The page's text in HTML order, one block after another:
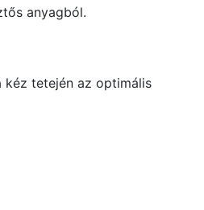
anyagból.
kéz tetején az optimális